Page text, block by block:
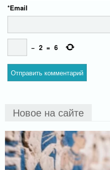
Email
*
− 2 = 6
Новое на сайте